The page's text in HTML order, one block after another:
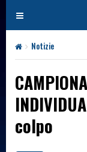
T
o
g
g
e
n
a
v
Notizie
colpo